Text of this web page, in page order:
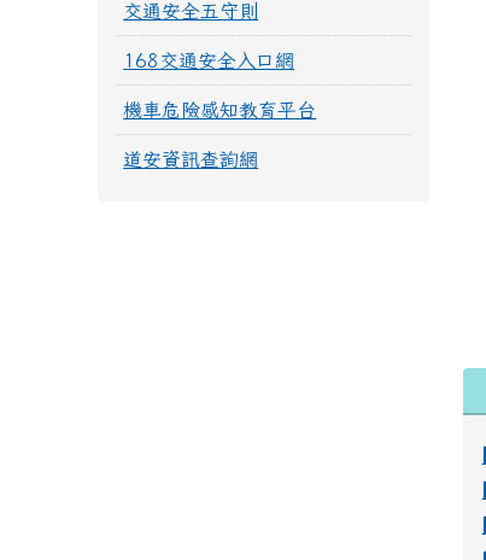
交通安全五守則
168交通安全入口網
機車危險感知教育平台
道安資訊查詢網